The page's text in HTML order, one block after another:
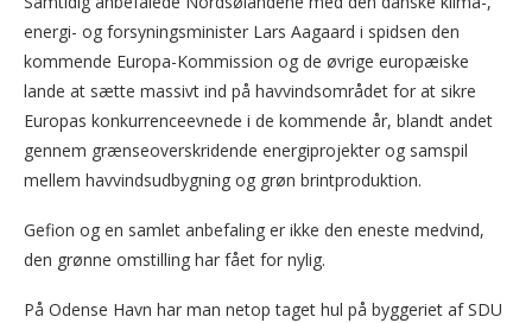
energi- og forsyningsminister Lars Aagaard i spidsen den
kommende Europa-Kommission og de øvrige europæiske
lande at sætte massivt ind på havvindsområdet for at sikre
Europas konkurrenceevnede i de kommende år, blandt andet
gennem grænseoverskridende energiprojekter og samspil
mellem havvindsudbygning og grøn brintproduktion.
Gefion og en samlet anbefaling er ikke den eneste medvind,
den grønne omstilling har fået for nylig.
På Odense Havn har man netop taget hul på byggeriet af SDU